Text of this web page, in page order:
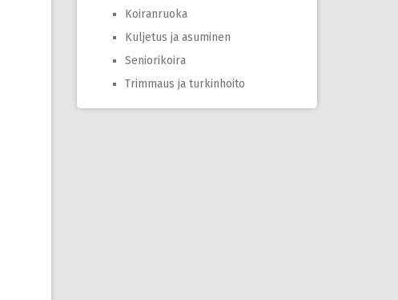
Koiranruoka
Kuljetus ja asuminen
Seniorikoira
Trimmaus ja turkinhoito